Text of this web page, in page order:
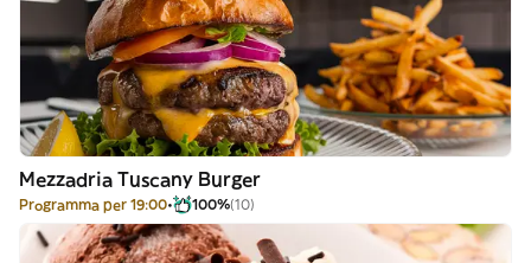
Mezzadria Tuscany Burger
Programma per 19:00 100%(10)